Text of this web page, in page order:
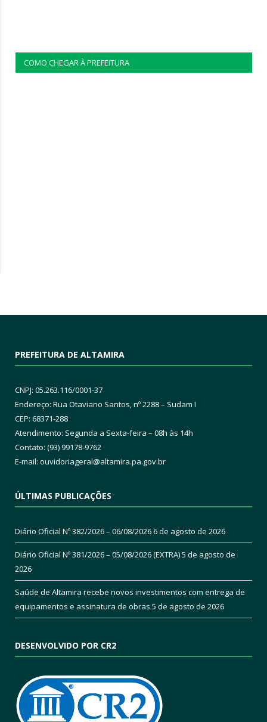
COMO CHEGAR À PREFEITURA
PREFEITURA DE ALTAMIRA
CNPJ: 05.263.116/0001-37
Endereço: Rua Otaviano Santos, nº 2288 – Sudam I
CEP: 68371-288
Atendimento: Segunda a Sexta-feira – 08h às 14h
Contato: (93) 99178-9762
E-mail: ouvidoriageral@altamira.pa.gov.br
ÚLTIMAS PUBLICAÇÕES
Diário Oficial Nº 382/2026 – 06/08/20266 de agosto de 2026
Diário Oficial Nº 381/2026 – 05/08/2026 (EXTRA)5 de agosto de
2026
Saúde de Altamira recebe novos investimentos com entrega de
equipamentos e assinatura de obras 5 de agosto de 2026
DESENVOLVIDO POR CR2